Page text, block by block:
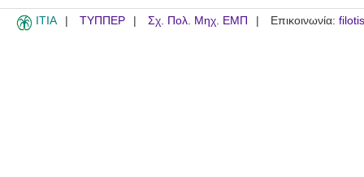
ITIA ΤΥΠΠΕΡ Σχ. Πολ. Μηχ. ΕΜΠ Επικοινωνία: